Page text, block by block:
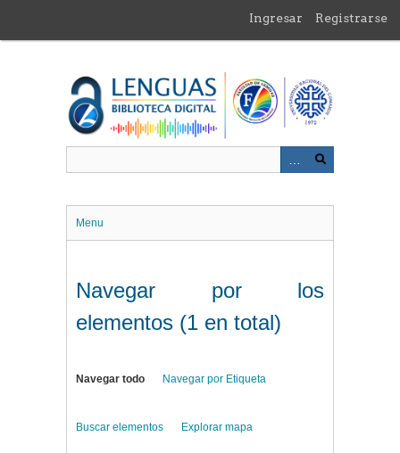
contenido
Ingresar Registrarse
Menu
Navegar por los
elementos (1 en total)
Navegar todo Navegar por Etiqueta
Buscar elementos Explorar mapa